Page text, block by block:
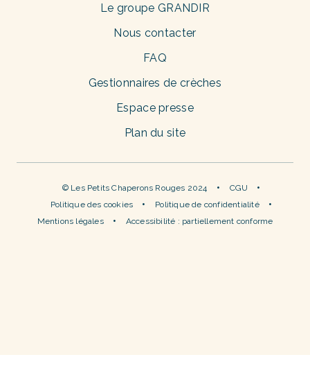
Le groupe GRANDIR
Nous contacter
FAQ
Gestionnaires de crèches
Espace presse
Plan du site
© Les Petits Chaperons Rouges 2024
CGU
Politique des cookies
Politique de confidentialité
Mentions légales
Accessibilité : partiellement conforme